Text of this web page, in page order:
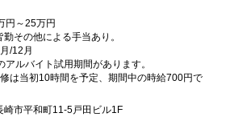
円～25万円
勤その他による手当あり。
/12月
アルバイト試用期間があります。
は当初10時間を予定、期間中の時給700円で
崎市平和町11-5戸田ビル1F